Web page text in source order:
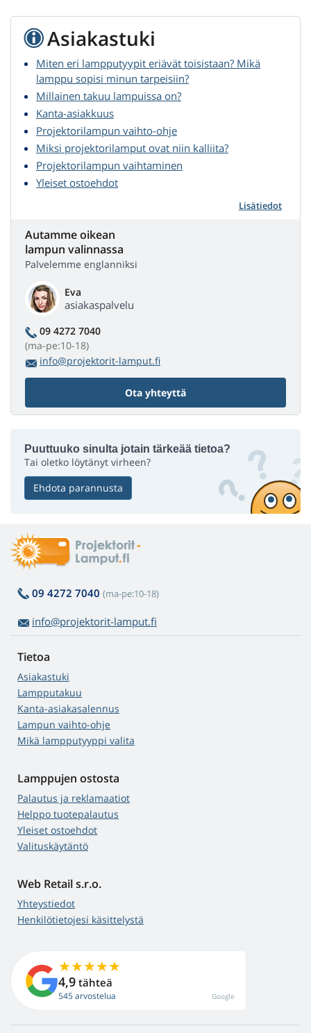
Asiakastuki
Miten eri lampputyypit eriävät toisistaan? Mikä
lamppu sopisi minun tarpeisiin?
Millainen takuu lampuissa on?
Kanta-asiakkuus
Projektorilampun vaihto-ohje
Miksi projektorilamput ovat niin kalliita?
Projektorilampun vaihtaminen
Yleiset ostoehdot
Lisätiedot
Autamme oikean
lampun valinnassa
Palvelemme englanniksi
Eva
asiakaspalvelu
09 4272 7040
(ma-pe:10-18)
info@projektorit-lamput.fi
Ota yhteyttä
Puuttuuko sinulta jotain tärkeää tietoa?
Tai oletko löytänyt virheen?
Ehdota parannusta
09 4272 7040 (ma-pe:10-18)
info@projektorit-lamput.fi
Tietoa
Asiakastuki
Lampputakuu
Kanta-asiakasalennus
Lampun vaihto-ohje
Mikä lampputyyppi valita
Lamppujen ostosta
Palautus ja reklamaatiot
Helppo tuotepalautus
Yleiset ostoehdot
Valituskäytäntö
Web Retail s.r.o.
Yhteystiedot
Henkilötietojesi käsittelystä
4,9 tähteä
545 arvostelua Google